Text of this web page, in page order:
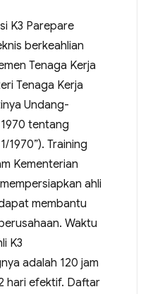
K3 Parepare
berkeahlian
Tenaga Kerja
Tenaga Kerja
Undang-
tentang
1970”). Training
Kementerian
ahli
membantu
Waktu
K3
adalah 120 jam
hari efektif. Daftar